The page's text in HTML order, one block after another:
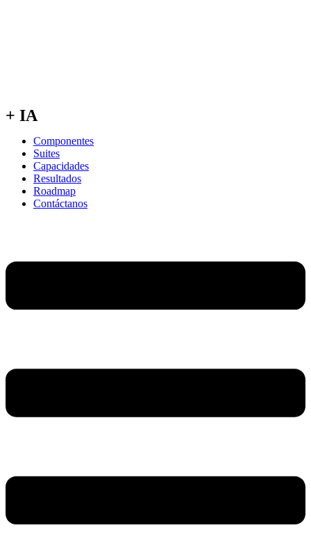
+ IA
Componentes
Suites
Capacidades
Resultados
Roadmap
Contáctanos